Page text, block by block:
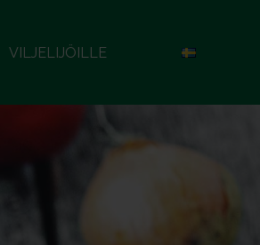
VILJELIJÖILLE